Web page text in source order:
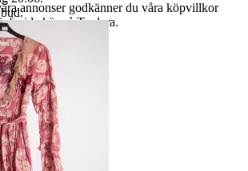
annonser godkänner du våra köpvillkor
här på Tradera.
.